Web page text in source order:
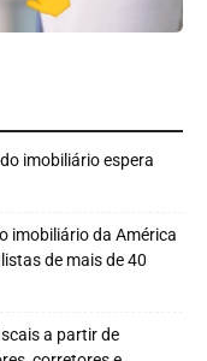
imobiliário espera
imobiliário da América
de mais de 40
a partir de